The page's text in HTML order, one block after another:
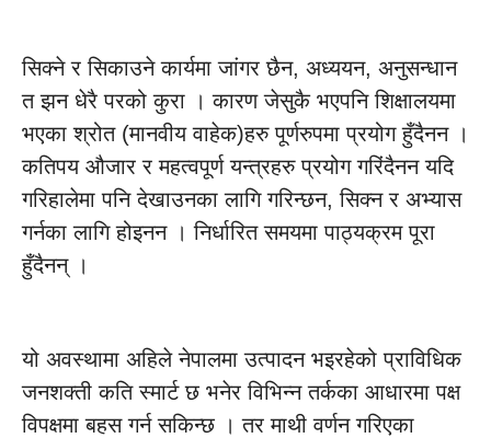
सिक्ने र सिकाउने कार्यमा जांगर छैन, अध्ययन, अनुसन्धान
त झन धेरै परको कुरा । कारण जेसुकै भएपनि शिक्षालयमा
भएका श्रोत (मानवीय वाहेक)हरु पूर्णरुपमा प्रयोग हुँदैनन ।
कतिपय औजार र महत्वपूर्ण यन्त्रहरु प्रयोग गरिंदैनन यदि
गरिहालेमा पनि देखाउनका लागि गरिन्छन, सिक्न र अभ्यास
गर्नका लागि होइनन । निर्धारित समयमा पाठ्यक्रम पूरा
हुँदैनन् ।
यो अवस्थामा अहिले नेपालमा उत्पादन भइरहेको प्राविधिक
जनशक्ती कति स्मार्ट छ भनेर विभिन्न तर्कका आधारमा पक्ष
विपक्षमा बहस गर्न सकिन्छ । तर माथी वर्णन गरिएका